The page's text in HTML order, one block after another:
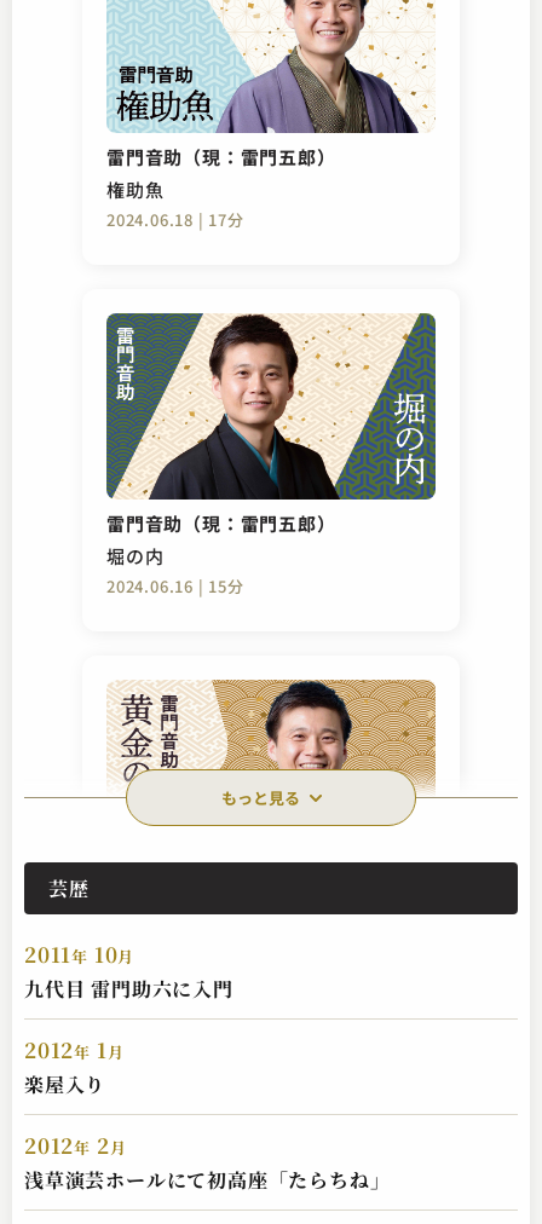
雷門音助（現：雷門五郎）
権助魚
2024.06.18 | 17分
雷門音助（現：雷門五郎）
堀の内
2024.06.16 | 15分
黄金の大黒
2024.05.08 | 11分
もっと見る
芸歴
2011年 10月
九代目 雷門助六に入門
2012年 1月
楽屋入り
2012年 2月
浅草演芸ホールにて初高座「たらちね」